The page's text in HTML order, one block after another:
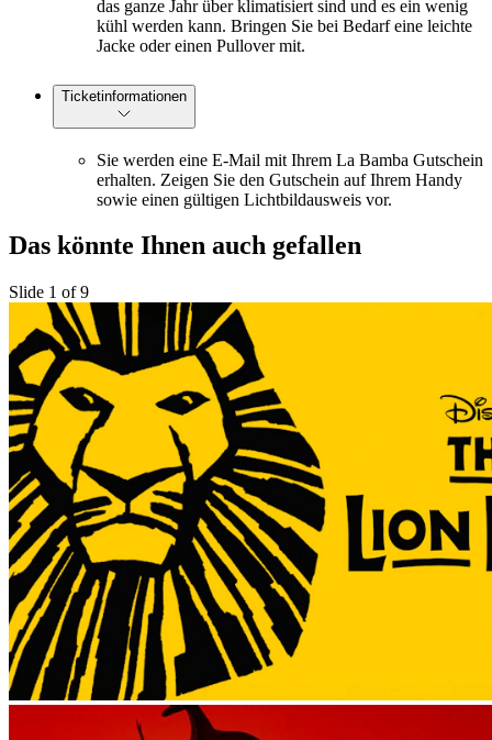
das ganze Jahr über klimatisiert sind und es ein wenig
kühl werden kann. Bringen Sie bei Bedarf eine leichte
Jacke oder einen Pullover mit.
Ticketinformationen
Sie werden eine E-Mail mit Ihrem La Bamba Gutschein
erhalten. Zeigen Sie den Gutschein auf Ihrem Handy
sowie einen gültigen Lichtbildausweis vor.
Das könnte Ihnen auch gefallen
Slide 1 of 9